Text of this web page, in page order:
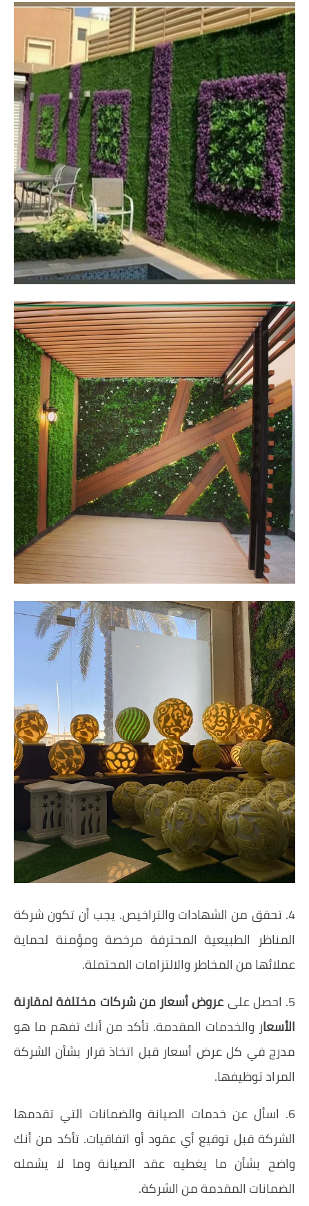
4. تحقق من الشهادات والتراخيص. يجب أن تكون شركة
المناظر الطبيعية المحترفة مرخصة ومؤمنة لحماية
عملائها من المخاطر والالتزامات المحتملة.
5. احصل على
عروض أسعار من شركات مختلفة لمقارنة
الأسعار والخدمات المقدمة. تأكد من أنك تفهم ما هو
مدرج في كل عرض أسعار قبل اتخاذ قرار بشأن الشركة
المراد توظيفها.
6. اسأل عن خدمات الصيانة والضمانات التي تقدمها
الشركة قبل توقيع أي عقود أو اتفاقيات. تأكد من أنك
واضح بشأن ما يغطيه عقد الصيانة وما لا يشمله
الضمانات المقدمة من الشركة.